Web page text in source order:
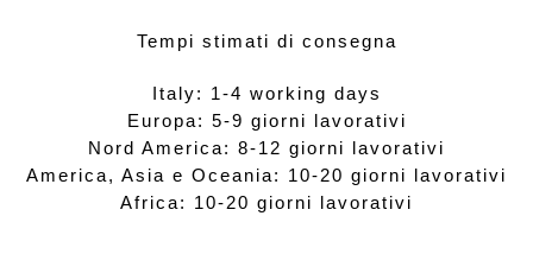
Tempi stimati di consegna
Italy: 1-4 working days
Europa: 5-9 giorni lavorativi
Nord America: 8-12 giorni lavorativi
America, Asia e Oceania: 10-20 giorni lavorativi
Africa: 10-20 giorni lavorativi